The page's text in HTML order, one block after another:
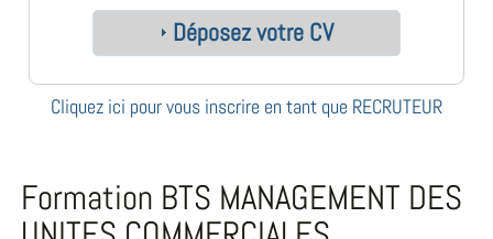
Déposez votre CV
Cliquez ici pour vous inscrire en tant que RECRUTEUR
Formation BTS MANAGEMENT DES